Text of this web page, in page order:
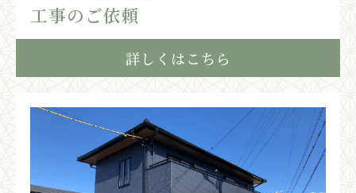
工事のご依頼
詳しくはこちら